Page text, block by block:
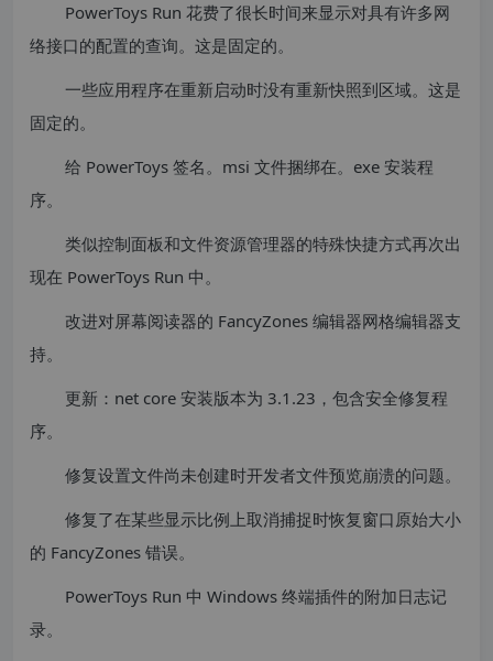
PowerToys Run 花费了很长时间来显示对具有许多网
络接口的配置的查询。这是固定的。
一些应用程序在重新启动时没有重新快照到区域。这是
固定的。
给 PowerToys 签名。msi 文件捆绑在。exe 安装程
序。
类似控制面板和文件资源管理器的特殊快捷方式再次出
现在 PowerToys Run 中。
改进对屏幕阅读器的 FancyZones 编辑器网格编辑器支
持。
更新：net core 安装版本为 3.1.23，包含安全修复程
序。
修复设置文件尚未创建时开发者文件预览崩溃的问题。
修复了在某些显示比例上取消捕捉时恢复窗口原始大小
的 FancyZones 错误。
PowerToys Run 中 Windows 终端插件的附加日志记
录。